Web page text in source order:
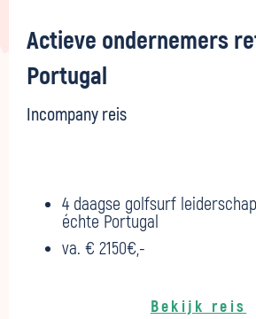
Actieve ondernemers
Portugal
Incompany reis
4 daagse golfsurf
échte Portugal
va. € 2150€,-
Bekijk reis